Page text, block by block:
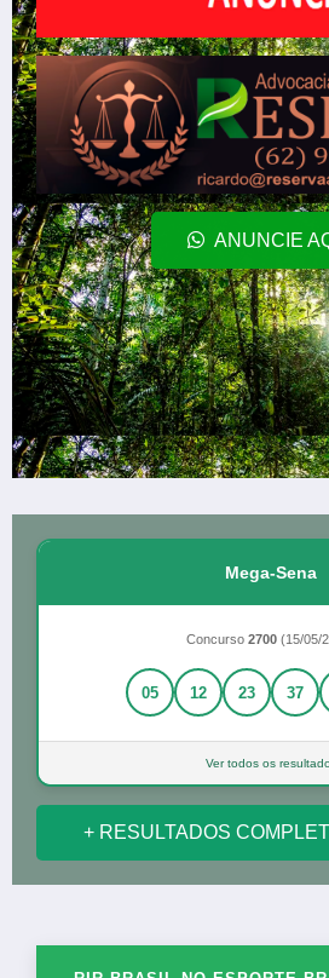
ANUNCIE
Mega-Sena
Concurso 2700 (15/05/
05 12 23 37
Ver todos os
+ RESULTADOS